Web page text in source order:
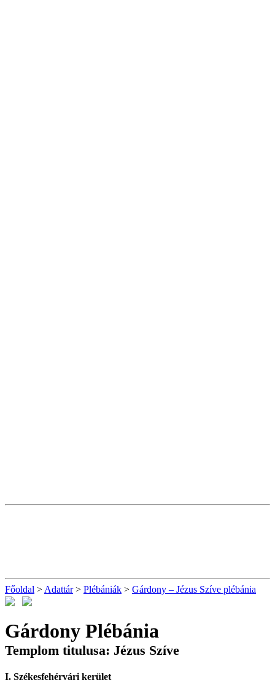
Főoldal > Adattár> Plébániák > Gárdony – Jézus Szíve plébánia
Gárdony Plébánia
Templom titulusa: Jézus Szíve
I. Székesfehérvári kerület